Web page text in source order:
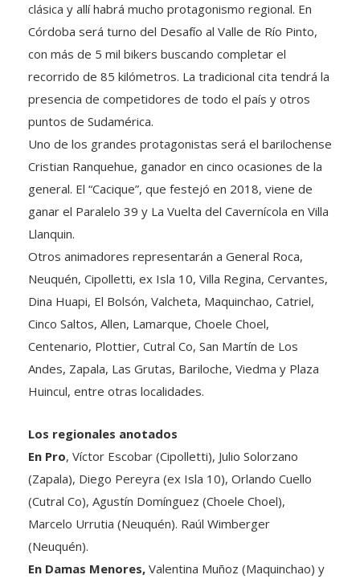
Córdoba será turno del Desafío al Valle de Río Pinto,
con más de 5 mil bikers buscando completar el
recorrido de 85 kilómetros. La tradicional cita tendrá la
presencia de competidores de todo el país y otros
puntos de Sudamérica.
Uno de los grandes protagonistas será el barilochense
Cristian Ranquehue, ganador en cinco ocasiones de la
general. El “Cacique”, que festejó en 2018, viene de
ganar el Paralelo 39 y La Vuelta del Cavernícola en Villa
Llanquin.
Otros animadores representarán a General Roca,
Neuquén, Cipolletti, ex Isla 10, Villa Regina, Cervantes,
Dina Huapi, El Bolsón, Valcheta, Maquinchao, Catriel,
Cinco Saltos, Allen, Lamarque, Choele Choel,
Centenario, Plottier, Cutral Co, San Martín de Los
Andes, Zapala, Las Grutas, Bariloche, Viedma y Plaza
Huincul, entre otras localidades.
En Pro, Víctor Escobar (Cipolletti), Julio Solorzano
(Zapala), Diego Pereyra (ex Isla 10), Orlando Cuello
(Cutral Co), Agustín Domínguez (Choele Choel),
Marcelo Urrutia (Neuquén). Raúl Wimberger
(Neuquén).
En Damas Menores,
Venus Montero (Plottier).